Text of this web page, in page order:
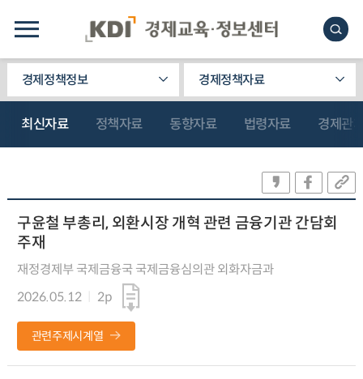
경제정책정보 경제정책자료
최신자료 정책자료 동향자료 법령자료 경제관
구윤철 부총리, 외환시장 개혁 관련 금융기관 간담회
주재
재정경제부 국제금융국 국제금융심의관 외화자금과
2026.05.12
2p
관련주제시계열